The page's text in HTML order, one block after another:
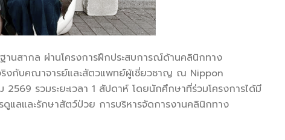
นสากล ผ่านโครงการฝึกประสบการณ์ด้านคลินิกทาง
งกับคณาจารย์และสัตวแพทย์ผู้เชี่ยวชาญ ณ Nippon
รวมระยะเวลา 1 สัปดาห์ โดยนักศึกษาที่ร่วมโครงการได้มี
แลและรักษาสัตว์ป่วย การบริหารจัดการงานคลินิกทาง